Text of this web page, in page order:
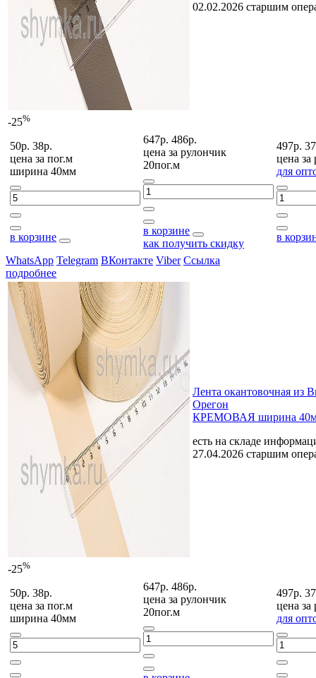
-25%
02.02.2026 старшим
50р. 38р.
цена за пог.м
ширина 40мм
в корзине
647р. 486р.
цена за рулончик
20пог.м
в корзине
как получить скидку
497р.
цена за
для
в
WhatsApp Telegram ВКонтакте Viber Ссылка
подробнее
-25%
Лента окантовочная из
Орегон
КРЕМОВАЯ ширина
есть на складе
27.04.2026 старшим
50р. 38р.
цена за пог.м
ширина 40мм
647р. 486р.
цена за рулончик
20пог.м
497р.
цена за
для